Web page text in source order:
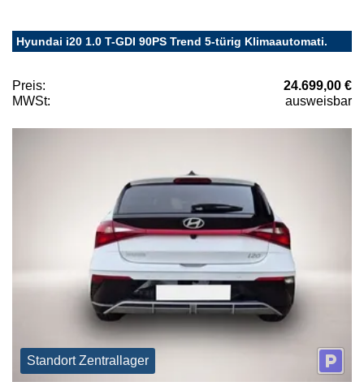
Hyundai i20 1.0 T-GDI 90PS Trend 5-türig Klimaautomati.
Preis:
24.699,00 €
MWSt:
ausweisbar
Standort Zentrallager